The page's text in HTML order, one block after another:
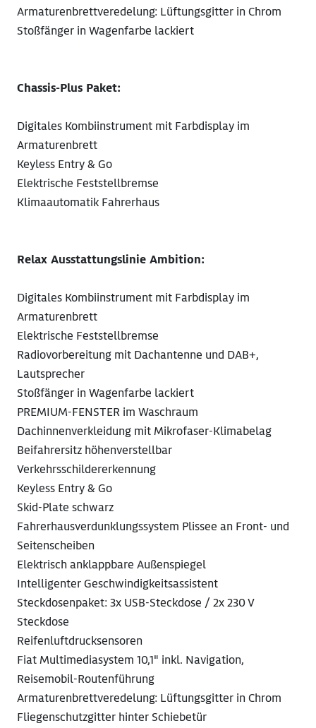
Armaturenbrettveredelung: Lüftungsgitter in Chrom
Stoßfänger in Wagenfarbe lackiert
Chassis-Plus Paket:
Digitales Kombiinstrument mit Farbdisplay im
Armaturenbrett
Keyless Entry & Go
Elektrische Feststellbremse
Klimaautomatik Fahrerhaus
Relax Ausstattungslinie Ambition:
Digitales Kombiinstrument mit Farbdisplay im
Armaturenbrett
Elektrische Feststellbremse
Radiovorbereitung mit Dachantenne und DAB+,
Lautsprecher
Stoßfänger in Wagenfarbe lackiert
PREMIUM-FENSTER im Waschraum
Dachinnenverkleidung mit Mikrofaser-Klimabelag
Beifahrersitz höhenverstellbar
Verkehrsschildererkennung
Keyless Entry & Go
Skid-Plate schwarz
Fahrerhausverdunklungssystem Plissee an Front- und
Seitenscheiben
Elektrisch anklappbare Außenspiegel
Intelligenter Geschwindigkeitsassistent
Steckdosenpaket: 3x USB-Steckdose / 2x 230 V
Steckdose
Reifenluftdrucksensoren
Fiat Multimediasystem 10,1" inkl. Navigation,
Reisemobil-Routenführung
Armaturenbrettveredelung: Lüftungsgitter in Chrom
Fliegenschutzgitter hinter Schiebetür